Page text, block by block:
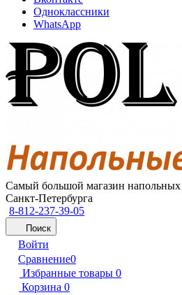
Одноклассники
WhatsApp
Самый большой магазин напольных
Санкт-Петербурга
8-812-237-39-05
Поиск
Войти
Сравнение0
Избранные товары 0
Корзина 0